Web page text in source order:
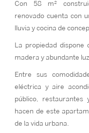
Con 58 m²
renovado cuenta con
lluvia y cocina de
La propiedad
madera y abundante
Entre sus
eléctrica y aire
público, restaurantes
hacen de este
de la vida urbana.